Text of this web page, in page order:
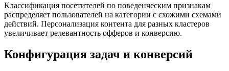
Классификация посетителей по поведенческим признакам
распределяет пользователей на категории с схожими схемами
действий. Персонализация контента для разных кластеров
увеличивает релевантность офферов и конверсию.
Конфигурация задач и конверсий